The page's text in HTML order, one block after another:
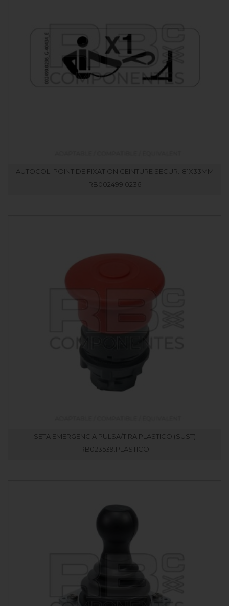
AUTOCOL. POINT DE FIXATION CEINTURE SECUR.-81X33MM
RB002499.0236
SETA EMERGENCIA PULSA/TIRA PLASTICO (SUST)
RB023539.PLASTICO